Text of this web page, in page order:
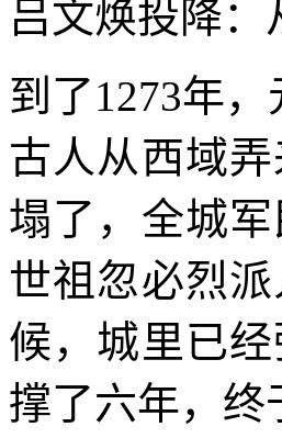
吕文焕投降
到了1273年
古人从西域
塌了，全城
世祖忽必烈
候，城里已
撑了六年，终